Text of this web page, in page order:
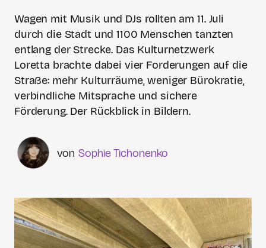
Wagen mit Musik und DJs rollten am 11. Juli
durch die Stadt und 1100 Menschen tanzten
entlang der Strecke. Das Kulturnetzwerk
Loretta brachte dabei vier Forderungen auf die
Straße: mehr Kulturräume, weniger Bürokratie,
verbindliche Mitsprache und sichere
Förderung. Der Rückblick in Bildern.
Sophie Tichonenko